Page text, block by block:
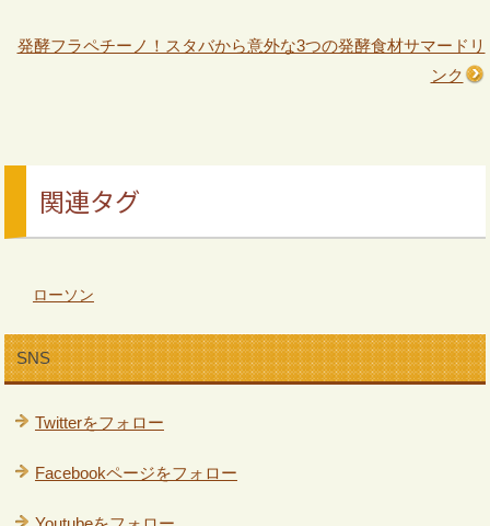
発酵フラペチーノ！スタバから意外な3つの発酵食材サマードリ
ンク
関連タグ
ローソン
SNS
Twitterをフォロー
Facebookページをフォロー